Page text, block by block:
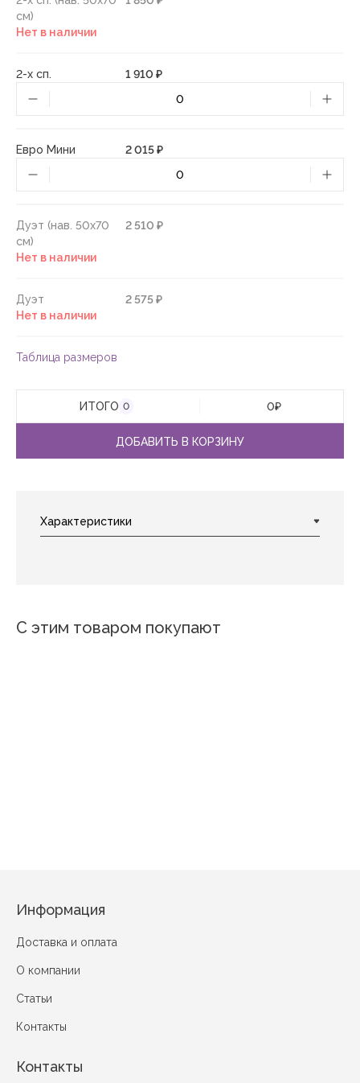
см)
Нет в наличии
2-х сп. 1 910 ₽
Евро Мини 2 015 ₽
Дуэт (нав. 50х70
см)
2 510 ₽
Нет в наличии
Дуэт
2 575 ₽
Нет в наличии
Таблица размеров
ИТОГО 0 0₽
ДОБАВИТЬ В КОРЗИНУ
С этим товаром покупают
Информация
Доставка и оплата
О компании
Статьи
Контакты
Контакты